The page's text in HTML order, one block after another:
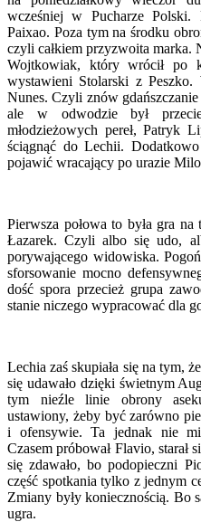
wcześniej w Pucharze Polski.
Paixao. Poza tym na środku
czyli całkiem przyzwoita marka.
Wojtkowiak, który wrócił po
wystawieni Stolarski z Peszko.
Nunes. Czyli znów
ale w odwodzie był
młodzieżowych pereł, Patryk
ściągnąć do Lechii.
pojawić wracający po urazie
Pierwsza połowa to była gra
Łazarek. Czyli albo się udo,
porywającego widowiska.
sforsowanie mocno
dość spora przecież grupa
stanie niczego wypracować dla
Lechia zaś skupiała się na tym,
się udawało dzięki świetnym
tym nieźle linie obrony
ustawiony, żeby być zarówno
i ofensywie. Ta jednak nie
Czasem próbował Flavio, starał
się zdawało, bo podopieczni
część spotkania tylko z jednym
Zmiany były koniecznością. Bo
ugra.